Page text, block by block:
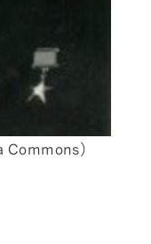
Commons）